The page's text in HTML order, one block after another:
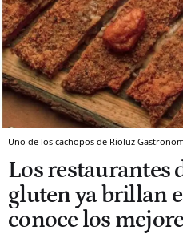
Uno de los cachopos de Rioluz
Los restaurantes
gluten ya brillan
conoce los